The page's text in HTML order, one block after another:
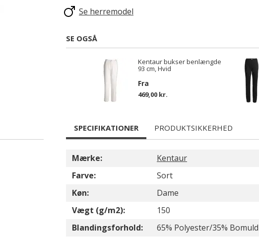
Se herremodel
SE OGSÅ
Kentaur bukser benlængde
93 cm, Hvid
Fra
469,00 kr.
SPECIFIKATIONER PRODUKTSIKKERHED
Mærke:
Kentaur
Farve:
Sort
Køn:
Dame
Vægt (g/m2):
150
Blandingsforhold:
65% Polyester/35% Bomuld